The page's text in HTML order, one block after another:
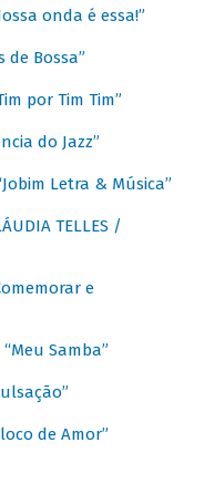
onda é essa!”
de Bossa”
por Tim Tim”
do Jazz”
Letra & Música”
TELLES /
e
Samba”
de Amor”